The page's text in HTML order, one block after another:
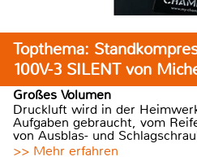
Topthema:
100V-3 SILENT von
Großes Volumen
Druckluft wird in der
Aufgaben gebraucht, vom
von Ausblas- und
>> Mehr erfahren